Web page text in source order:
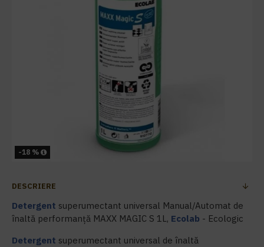
-18 %
DESCRIERE
Detergent superumectant universal Manual/Automat de
înaltă performanță MAXX MAGIC S 1L, Ecolab - Ecologic
Detergent superumectant universal de înaltă